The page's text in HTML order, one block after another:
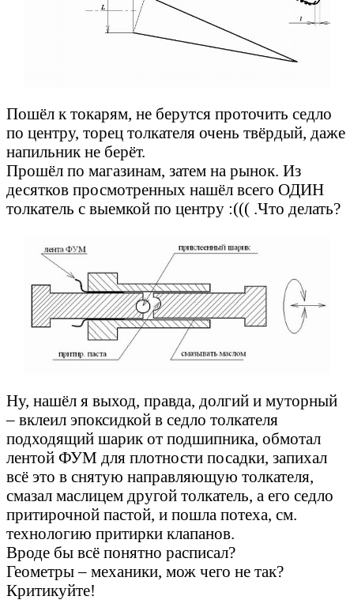
Пошёл к токарям, не берутся проточить седло
по центру, торец толкателя очень твёрдый, даже
напильник не берёт.
Прошёл по магазинам, затем на рынок. Из
десятков просмотренных нашёл всего ОДИН
толкатель с выемкой по центру :((( .Что делать?
Ну, нашёл я выход, правда, долгий и муторный
– вклеил эпоксидкой в седло толкателя
подходящий шарик от подшипника, обмотал
лентой ФУМ для плотности посадки, запихал
всё это в снятую направляющую толкателя,
смазал маслицем другой толкатель, а его седло
притирочной пастой, и пошла потеха, см.
технологию притирки клапанов.
Вроде бы всё понятно расписал?
Геометры – механики, мож чего не так?
Критикуйте!